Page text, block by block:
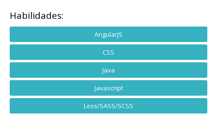
Habilidades:
AngularJS
CSS
Java
Javascript
Less/SASS/SCSS